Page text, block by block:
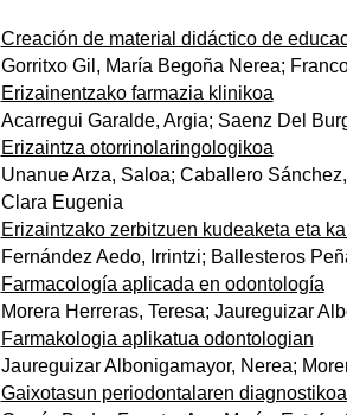
Creación de material didáctico de
Gorritxo Gil, María Begoña Nerea;
Erizainentzako farmazia klinikoa
Acarregui Garalde, Argia; Saenz Del
Erizaintza otorrinolaringologikoa
Unanue Arza, Saloa; Caballero
Clara Eugenia
Erizaintzako zerbitzuen kudeaketa eta
Fernández Aedo, Irrintzi; Ballesteros
Farmacología aplicada en odontología
Morera Herreras, Teresa; Jaureguizar
Farmakologia aplikatua odontologian
Jaureguizar Albonigamayor, Nerea;
Gaixotasun periodontalaren